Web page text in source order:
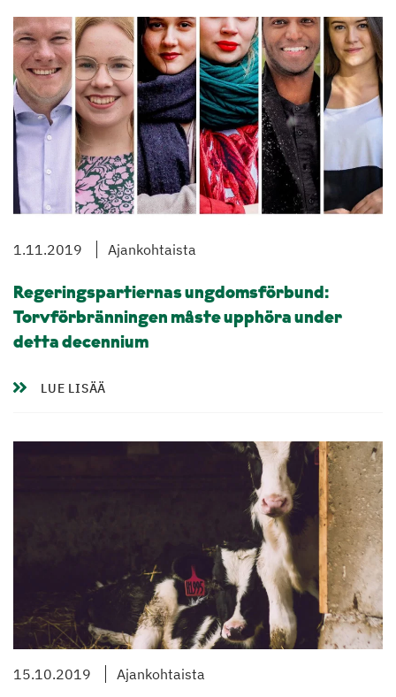
1.11.2019 Ajankohtaista
Regeringspartiernas ungdomsförbund:
Torvförbränningen måste upphöra under
detta decennium
LUE LISÄÄ
15.10.2019 Ajankohtaista